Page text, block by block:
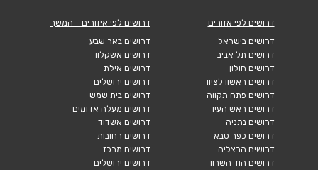
דרושים לפי אזורים
דרושים בישראל
דרושים תל אביב
דרושים חולון
דרושים ראשון לציון
דרושים פתח תקווה
דרושים ראש העין
דרושים נתניה
דרושים כפר סבא
דרושים הרצליה
דרושים הוד השרון
דרושים לפי איזורים - המשך
דרושים באר שבע
דרושים אשקלון
דרושים אילת
דרושים ירושלים
דרושים בית שמש
דרושים מעלה אדומים
דרושים אשדוד
דרושים רחובות
דרושים מרכז
דרושים ירושלים